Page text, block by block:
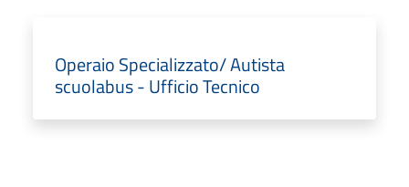
Operaio Specializzato/ Autista
scuolabus - Ufficio Tecnico